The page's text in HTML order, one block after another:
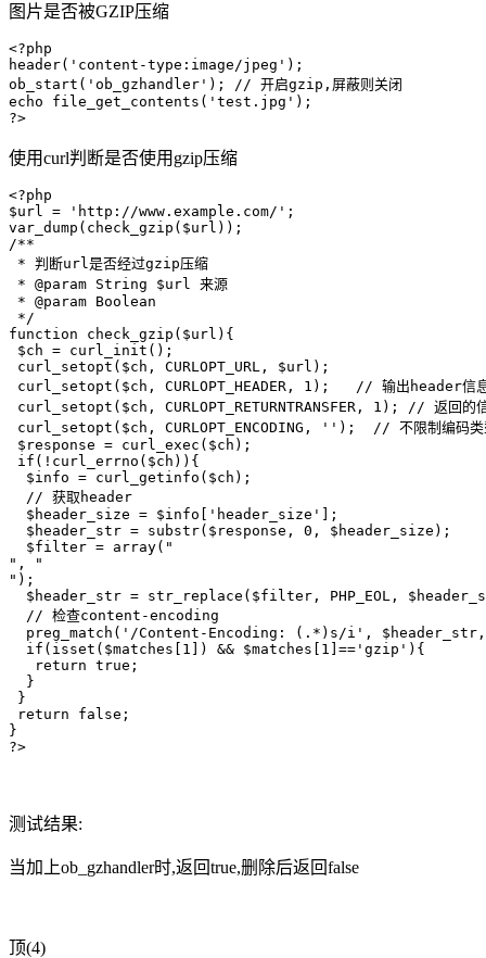
图片是否被GZIP压缩
<?php
header('content-type:image/jpeg');
ob_start('ob_gzhandler'); // 开启gzip,屏蔽则关闭
echo file_get_contents('test.jpg');
?>
使用curl判断是否使用gzip压缩
<?php
$url = 'http://www.example.com/';
var_dump(check_gzip($url));
/**
* 判断url是否经过gzip压缩
* @param String $url 来源
* @param Boolean
*/
function check_gzip($url){
$ch = curl_init();
curl_setopt($ch, CURLOPT_URL, $url);
curl_setopt($ch, CURLOPT_HEADER, 1);   // 输出header信
curl_setopt($ch, CURLOPT_RETURNTRANSFER, 1); // 返回的
curl_setopt($ch, CURLOPT_ENCODING, '');  // 不限制编码类
$response = curl_exec($ch);
if(!curl_errno($ch)){
$info = curl_getinfo($ch);
// 获取header
$header_size = $info['header_size'];
$header_str = substr($response, 0, $header_size);
$filter = array("
", "
");
$header_str = str_replace($filter, PHP_EOL,
// 检查content-encoding
preg_match('/Content-Encoding: (.*)s/i', $header_str,
if(isset($matches[1]) && $matches[1]=='gzip'){
return true;
}
}
return false;
}
?>
测试结果:
当加上ob_gzhandler时,返回true,删除后返回false
顶(4)